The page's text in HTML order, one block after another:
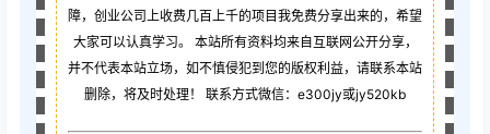
障，创业公司上收费几百上千的项目我免费分享出来的，希望
大家可以认真学习。 本站所有资料均来自互联网公开分享，
并不代表本站立场，如不慎侵犯到您的版权利益，请联系本站
删除，将及时处理！ 联系方式微信：e300jy或jy520kb